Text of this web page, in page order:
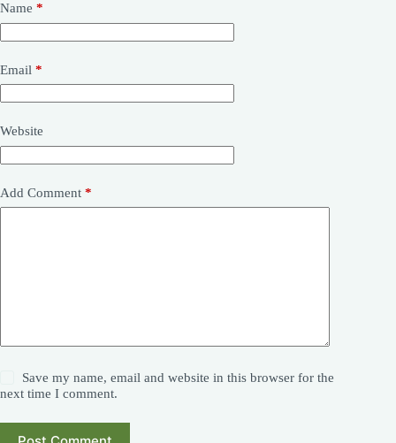
Name *
Email *
Website
Add Comment *
Save my name, email and website in this browser for the
next time I comment.